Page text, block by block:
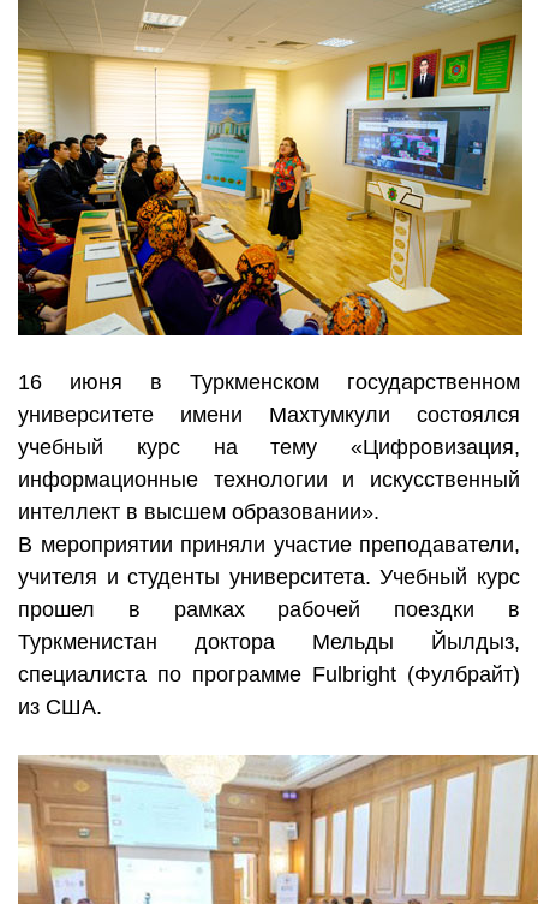
16 июня в Туркменском государственном
университете имени Махтумкули состоялся
учебный курс на тему «Цифровизация,
информационные технологии и искусственный
интеллект в высшем образовании».
В мероприятии приняли участие преподаватели,
учителя и студенты университета. Учебный курс
прошел в рамках рабочей поездки в
Туркменистан доктора Мельды Йылдыз,
специалиста по программе Fulbright (Фулбрайт)
из США.